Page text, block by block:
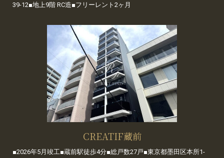
39-12■地上9階 RC造■フリーレント2ヶ月
CREATIF蔵前
■2026年5月竣工■蔵前駅徒歩4分■総戸数27戸■東京都墨田区本所1-